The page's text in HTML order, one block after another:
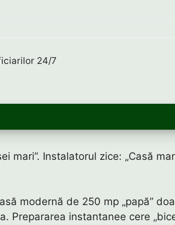
24/7
mari”. Instalatorul zice: „Casă
modernă de 250 mp „papă”
Prepararea instantanee cere